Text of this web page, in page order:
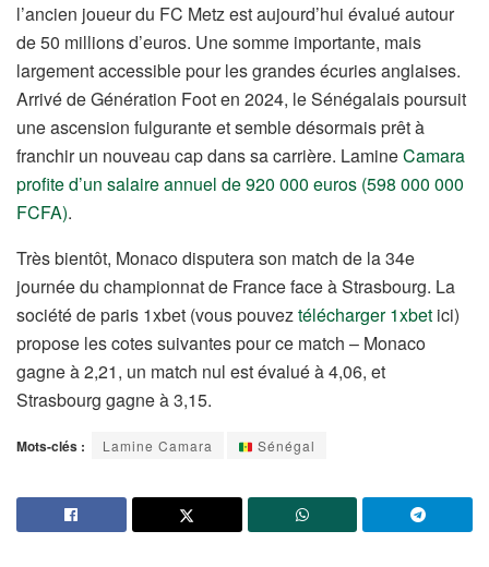
l’ancien joueur du FC Metz est aujourd’hui évalué autour
de 50 millions d’euros. Une somme importante, mais
largement accessible pour les grandes écuries anglaises.
Arrivé de Génération Foot en 2024, le Sénégalais poursuit
une ascension fulgurante et semble désormais prêt à
franchir un nouveau cap dans sa carrière. LamineCamara
profite d’un salaire annuel de 920 000 euros (598 000 000
FCFA).
Très bientôt, Monaco disputera son match de la 34e
journée du championnat de France face à Strasbourg. La
société de paris 1xbet (vous pouveztélécharger 1xbet ici)
propose les cotes suivantes pour ce match – Monaco
gagne à 2,21, un match nul est évalué à 4,06, et
Strasbourg gagne à 3,15.
Mots-clés : Lamine Camara Sénégal